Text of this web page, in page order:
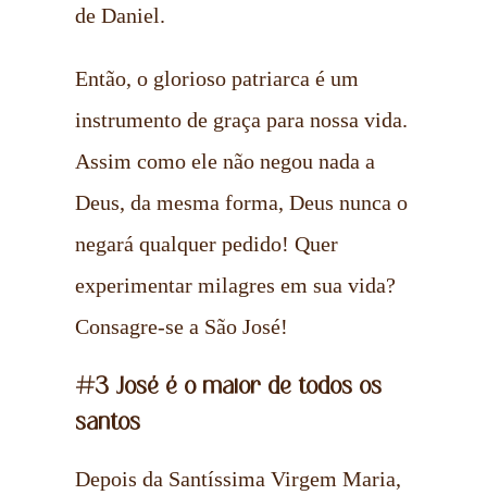
de Daniel.
Então, o glorioso patriarca é um
instrumento de graça para nossa vida.
Assim como ele não negou nada a
Deus, da mesma forma, Deus nunca o
negará qualquer pedido! Quer
experimentar milagres em sua vida?
Consagre-se a São José!
#3 José é o maior de todos os
santos
Depois da Santíssima Virgem Maria,